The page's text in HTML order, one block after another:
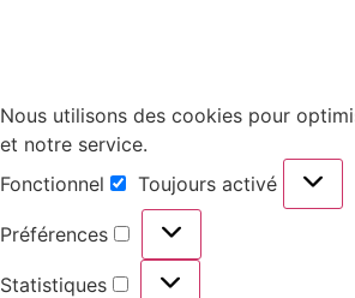
Nous utilisons des cookies pour
et notre service.
Fonctionnel
Toujours activé
Préférences
Statistiques